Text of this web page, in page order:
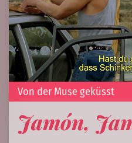
Von der Muse geküsst
Jamón,